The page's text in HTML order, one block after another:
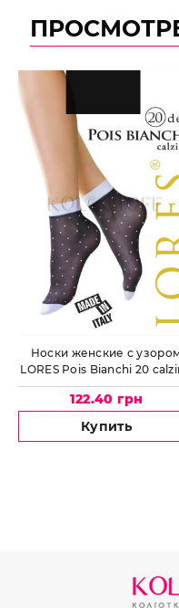
Носки женские с
LORES Pois Bianchi 20
122.40 грн
Купить